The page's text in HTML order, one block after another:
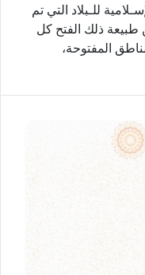
للـبلاد التي تم
ذلك الفتح كل
المفتوحة،